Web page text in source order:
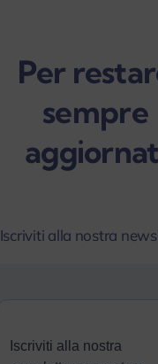
Per
sempre
Iscriviti alla nostra